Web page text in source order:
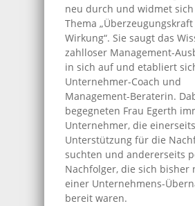
neu durch und widmet
Thema
Wirkung“. Sie saugt das
zahlloser Management-
in sich auf und etabliert
Unternehmer-Coach und
Management-Beraterin.
begegneten Frau Egerth
Unternehmer, die einerseits
Unterstützung für die
suchten und andererseits
Nachfolger, die sich bisher
einer Unternehmens-
bereit waren.